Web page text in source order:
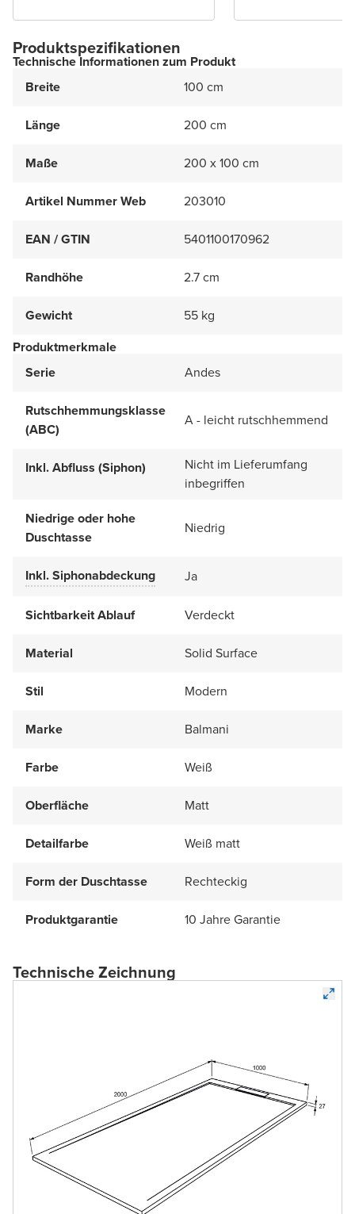
Produktspezifikationen
Technische Informationen zum Produkt
Breite
100 cm
Länge 200 cm
Maße 200 x 100 cm
Artikel Nummer Web 203010
EAN / GTIN 5401100170962
Randhöhe 2.7 cm
Gewicht
55 kg
Produktmerkmale
Serie
Andes
Rutschhemmungsklasse
(ABC)
A - leicht rutschhemmend
Inkl. Abfluss (Siphon)
Nicht im Lieferumfang
inbegriffen
Niedrige oder hohe
Duschtasse
Niedrig
Inkl. Siphonabdeckung Ja
Sichtbarkeit Ablauf Verdeckt
Material Solid Surface
Stil Modern
Marke Balmani
Farbe Weiß
Oberfläche Matt
Detailfarbe Weiß matt
Form der Duschtasse Rechteckig
Produktgarantie 10 Jahre Garantie
Technische Zeichnung